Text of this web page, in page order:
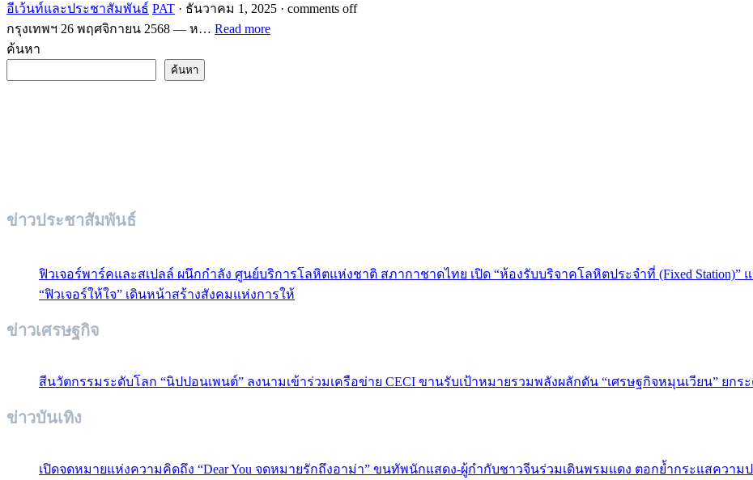
อีเว้นท์และประชาสัมพันธ์ PAT · ธันวาคม 1, 2025 · comments off
กรุงเทพฯ 26 พฤศจิกายน 2568 — ห… Read more
ค้นหา
ค้นหา
ข่าวประชาสัมพันธ์
ฟิวเจอร์พาร์คและสเปลล์ ผนึกกำลัง ศูนย์บริการโลหิตแห่งชาติ สภากาชาดไทย เปิด “ห้องรับบริจาคโลหิตประจำที่ (Fixed
“ฟิวเจอร์ให้ใจ” เดินหน้าสร้างสังคมแห่งการให้
ข่าวเศรษฐกิจ
สีนวัตกรรมระดับโลก “นิปปอนเพนต์” ลงนามเข้าร่วมเครือข่าย CECI ขานรับเป้าหมายรวมพลังผลักดัน “เศรษฐกิจหมุนเวียน” ยกร
ข่าวบันเทิง
เปิดจดหมายแห่งความคิดถึง “Dear You จดหมายรักถึงอาม่า” ขนทัพนักแสดง-ผู้กำกับชาวจีนร่วมเดินพรมแดง ตอกย้ำกระแสควา